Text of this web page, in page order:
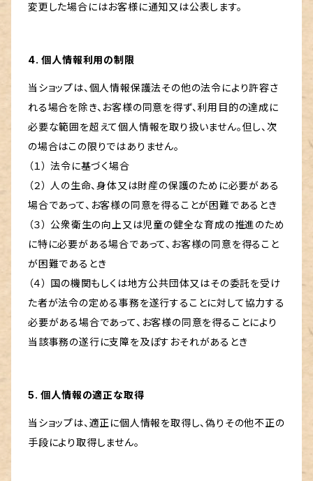
変更した場合にはお客様に通知又は公表します。
4. 個人情報利用の制限
当ショップは、個人情報保護法その他の法令により許容さ
れる場合を除き、お客様の同意を得ず、利用目的の達成に
必要な範囲を超えて個人情報を取り扱いません。但し、次
の場合はこの限りではありません。
（１） 法令に基づく場合
（２） 人の生命、身体又は財産の保護のために必要がある
場合であって、お客様の同意を得ることが困難であるとき
（３） 公衆衛生の向上又は児童の健全な育成の推進のため
に特に必要がある場合であって、お客様の同意を得ること
が困難であるとき
（４） 国の機関もしくは地方公共団体又はその委託を受け
た者が法令の定める事務を遂行することに対して協力する
必要がある場合であって、お客様の同意を得ることにより
当該事務の遂行に支障を及ぼすおそれがあるとき
5. 個人情報の適正な取得
当ショップは、適正に個人情報を取得し、偽りその他不正の
手段により取得しません。